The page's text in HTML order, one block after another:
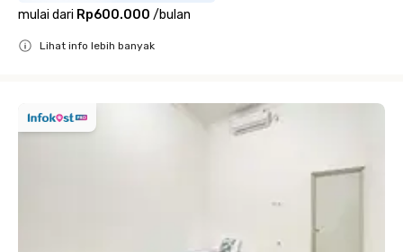
mulai dari Rp600.000 /bulan
Lihat info lebih banyak